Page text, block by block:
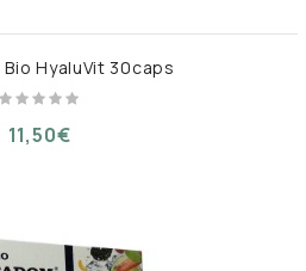
HyaluVit 30caps
11,50€